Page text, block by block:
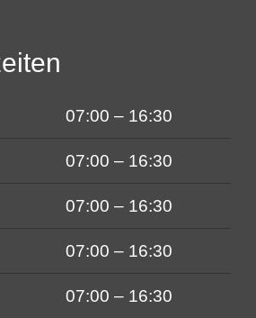
07:00 – 16:30
07:00 – 16:30
07:00 – 16:30
07:00 – 16:30
07:00 – 16:30